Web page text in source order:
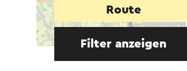
Route
Filter anzeigen